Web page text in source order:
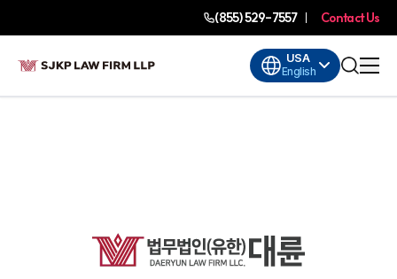
(855) 529-7557 Contact Us
USA
English